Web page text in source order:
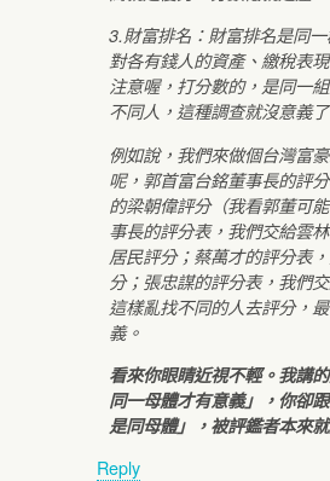
3.財富排名：財富排名是同
對各有錢人的資產、繳稅表
注意喔，打分數的，是同一
不同人，這種調查就沒意義
例如說，我們來做個台灣富
呢，郭首富台銘董事長的評
的梁朝偉評分（我看郭董可
事長的評分表，我們交給雲
居民評分；蔡萬才的評分表
分；張忠謀的評分表，我們
這樣亂找不同的人去評分，
義。
看來你眼睛近視不輕。我講
同一母體才有意義」，你卻
是同母體」，被評鑑者本來
Reply